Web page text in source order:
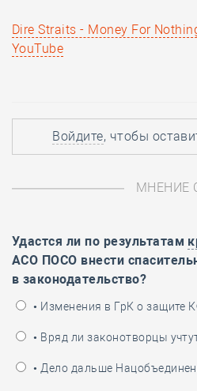
Dire Straits - Money For
YouTube
Войдите, чтобы
МНЕНИЕ
Удастся ли по результатам
АСО ПОСО внести
в законодательство?
• Изменения в ГрК о защите
• Вряд ли законотворцы
• Дело дальше